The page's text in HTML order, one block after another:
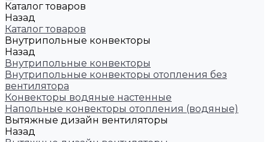
Каталог товаров
Назад
Каталог товаров
Внутрипольные конвекторы
Назад
Внутрипольные конвекторы
Внутрипольные конвекторы отопления без
вентилятора
Конвекторы водяные настенные
Напольные конвекторы отопления (водяные)
Вытяжные дизайн вентиляторы
Назад